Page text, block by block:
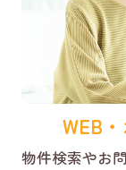
WEB
物件検索やお